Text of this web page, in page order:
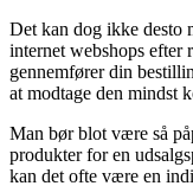
Det kan dog ikke desto
internet webshops efter
gennemfører din
at modtage den mindst
Man bør blot være så
produkter for en
kan det ofte være en